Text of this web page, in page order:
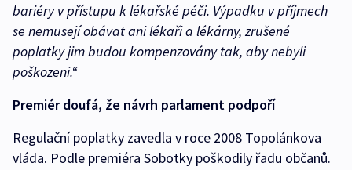
bariéry v přístupu k lékařské péči. Výpadku v příjmech
se nemusejí obávat ani lékaři a lékárny, zrušené
poplatky jim budou kompenzovány tak, aby nebyli
poškozeni.“
Premiér doufá, že návrh parlament podpoří
Regulační poplatky zavedla v roce 2008 Topolánkova
vláda. Podle premiéra Sobotky poškodily řadu občanů.